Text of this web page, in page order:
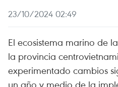
23/10/2024 02:49
El ecosistema marino de
la provincia
experimentado cambios
un año y medio de la